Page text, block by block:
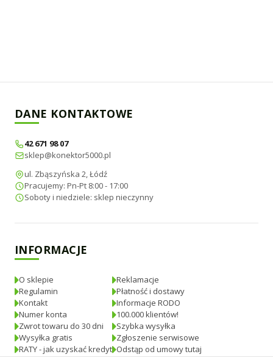
DANE KONTAKTOWE
42 671 98 07
sklep@konektor5000.pl
ul. Zbąszyńska 2, Łódź
Pracujemy: Pn-Pt 8:00 - 17:00
Soboty i niedziele: sklep nieczynny
INFORMACJE
O sklepie
Regulamin
Kontakt
Numer konta
Zwrot towaru do 30 dni
Wysyłka gratis
RATY - jak uzyskać kredyt
Reklamacje
Płatność i dostawy
Informacje RODO
100.000 klientów!
Szybka wysyłka
Zgłoszenie serwisowe
Odstąp od umowy tutaj